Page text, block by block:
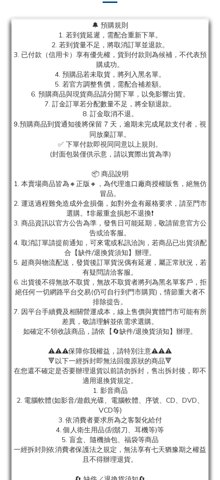
🔔 預購規則
1. 若到貨延遲，需配合重新下單。
2. 若到貨量不足，將取消訂單並退款。
3. 已付款（信用卡）享有優先權，貨到付款則為候補，不代表預
購成功。
4. 預購品若未取貨，將列入黑名單。
5. 若官方調整售價，需配合補差額。
6. 預購商品與現貨商品請分開下單，以免影響出貨。
7. 訂金訂單若分配數量不足，將全額退款。
8. 訂金取消不退。
9.預購商品到貨通知後將保留 7 天，逾期未完成尾款支付者，視
同放棄訂單。
✅ 下單付款即視同同意以上規則。
(封面包裝僅供示意，請以實際出貨為準)
📦 商品說明
1. 本賣場商品皆為🔸正版🔸，為代理進口廠商授權販售，絕無仿
冒品。
2. 運送過程難免造成外盒損傷，如對外盒有嚴格要求，請至門市
選購。❗非嚴重盒損恕不退換❗
3. 商品資訊以官方公告為準，發售日可能延期，敬請留意官方公
告或洽客服。
4. 取消訂單請提前通知，可來電或私訊洽詢，若商品已出貨須配
合【缺件/退換貨須知】辦理。
5. 超商與物流配送，發貨後訂單貨況偶有延遲，屬正常狀況，若
有疑問請洽客服。
6. 出貨後不得無故不取貨，無故不取貨者將列為黑名單客戶，拒
絕任何一切網路平台交易(仍可自行到門市購買)，情節重大者不
排除提告。
7. 因平台手續費及相關營運成本，線上售價與實體門市可能有所
差異，敬請理解並依需求選購。
如確定不領收該商品，請依【🔄缺件/退換貨須知】辦理。
⚠️⚠️⚠️保障你我權益，請特別注意⚠️⚠️⚠️
🔻以下一經拆封即無法回復原狀的商品🔻
在您還不確定是否要辦理退貨以前請勿拆封，售出拆封後，即不
適用退換貨規定。
1. 影音商品
2. 電腦軟體(如影音/遊戲光碟、電腦軟體、序號、CD、DVD、
VCD等)
3. 依消費者要求所為之客製化給付
4. 個人衛生用品(刮鬍刀、耳機等)等
5. 盲盒、隨機抽包、福袋等商品
一經拆封則依消費者保護法之規定，無法享有七天猶豫期之權益
且不得辦理退貨。